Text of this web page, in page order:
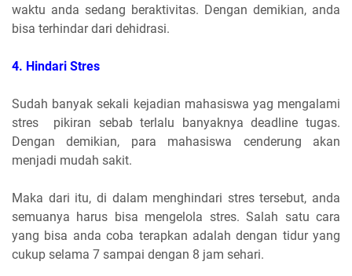
waktu anda sedang beraktivitas. Dengan demikian, anda
bisa terhindar dari dehidrasi.
4. Hindari Stres
Sudah banyak sekali kejadian mahasiswa yag mengalami
stres pikiran sebab terlalu banyaknya deadline tugas.
Dengan demikian, para mahasiswa cenderung akan
menjadi mudah sakit.
Maka dari itu, di dalam menghindari stres tersebut, anda
semuanya harus bisa mengelola stres. Salah satu cara
yang bisa anda coba terapkan adalah dengan tidur yang
cukup selama 7 sampai dengan 8 jam sehari.